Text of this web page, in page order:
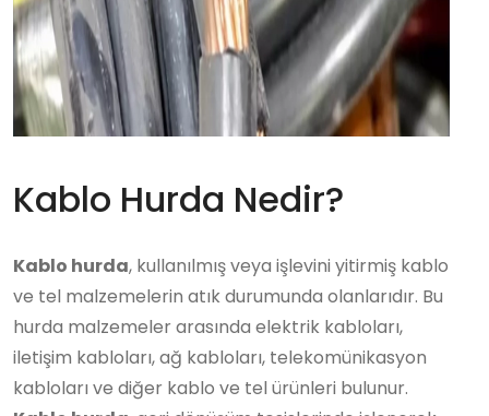
Kablo Hurda Nedir?
Kablo hurda, kullanılmış veya işlevini yitirmiş kablo
ve tel malzemelerin atık durumunda olanlarıdır. Bu
hurda malzemeler arasında elektrik kabloları,
iletişim kabloları, ağ kabloları, telekomünikasyon
kabloları ve diğer kablo ve tel ürünleri bulunur.